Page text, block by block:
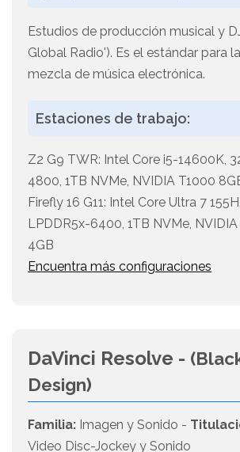
Estudios de producción musical y
Global Radio'). Es el estándar para
mezcla de música electrónica.
Estaciones de trabajo:
Z2 G9 TWR: Intel Core i5-14600K,
4800, 1TB NVMe, NVIDIA T1000
Firefly 16 G11: Intel Core Ultra 7
LPDDR5x-6400, 1TB NVMe,
4GB
Encuentra más configuraciones
DaVinci Resolve -
Design)
Familia: Imagen y Sonido -
Video Disc-Jockey y Sonido